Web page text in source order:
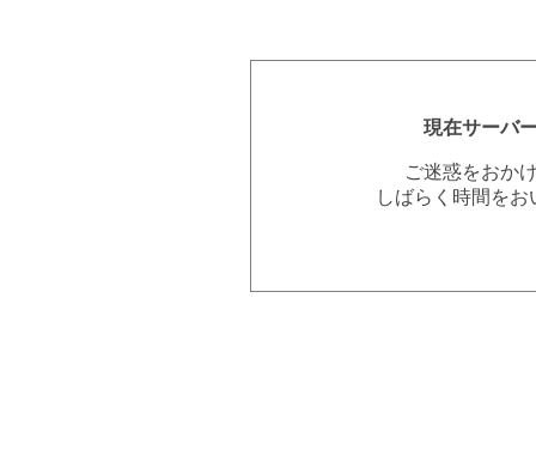
現在サーバ
ご迷惑をおか
しばらく時間を